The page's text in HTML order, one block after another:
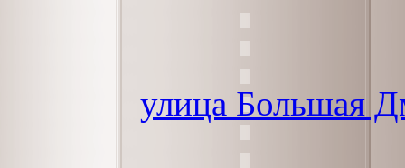
улица Большая